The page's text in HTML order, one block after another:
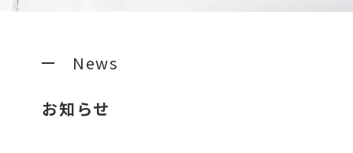
News
お知らせ